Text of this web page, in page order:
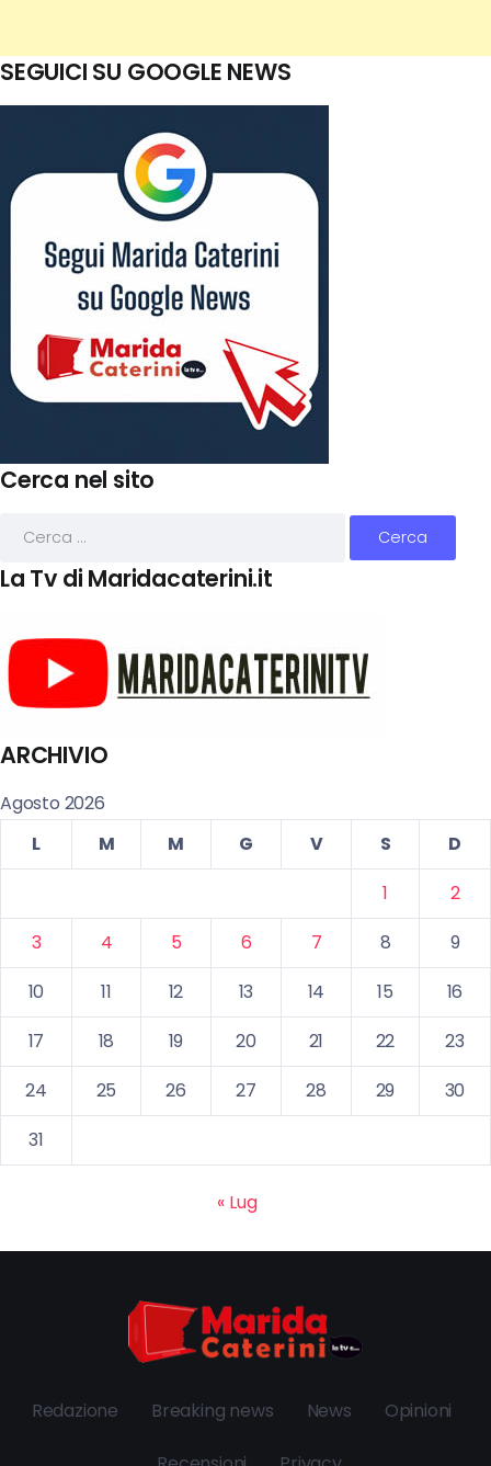
SEGUICI SU GOOGLE NEWS
Cerca nel sito
La Tv di Maridacaterini.it
ARCHIVIO
Agosto 2026
L
M M G V S
D
1
2
3
4 5 6 7 8
9
10
11 12 13 14 15
16
17
18 19 20 21 22
23
24
25 26 27 28 29
30
31
« Lug
Redazione Breaking news News Opinioni